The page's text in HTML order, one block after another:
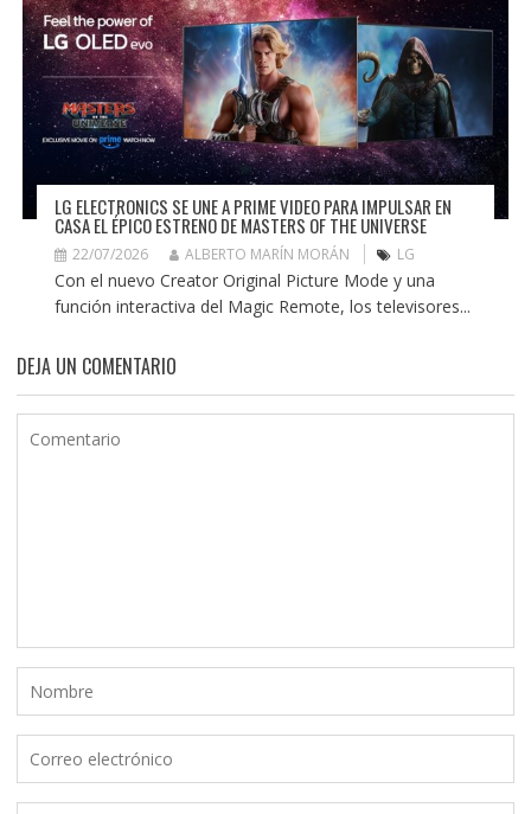
LG ELECTRONICS SE UNE A PRIME VIDEO PARA IMPULSAR EN
CASA EL ÉPICO ESTRENO DE MASTERS OF THE UNIVERSE
22/07/2026 ALBERTO MARÍN MORÁN LG
Con el nuevo Creator Original Picture Mode y una
función interactiva del Magic Remote, los televisores...
DEJA UN COMENTARIO